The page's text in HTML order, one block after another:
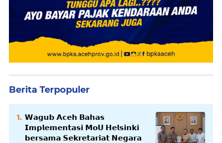
Berita Terpopuler
𝗪𝗮𝗴𝘂𝗯 𝗔𝗰𝗲𝗵 𝗕𝗮𝗵𝗮𝘀
𝗜𝗺𝗽𝗹𝗲𝗺𝗲𝗻𝘁𝗮𝘀𝗶 𝗠𝗼𝗨 𝗛𝗲𝗹𝘀𝗶𝗻𝗸𝗶
𝗯𝗲𝗿𝘀𝗮𝗺𝗮 𝗦𝗲𝗸𝗿𝗲𝘁𝗮𝗿𝗶𝗮𝘁 𝗡𝗲𝗴𝗮𝗿𝗮